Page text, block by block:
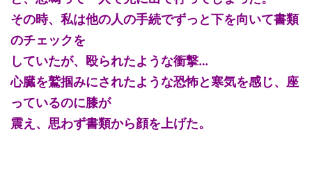
その時、私は他の人の手続でずっと下を向いて書類
のチェックを
していたが、殴られたような衝撃…
心臓を鷲掴みにされたような恐怖と寒気を感じ、座
っているのに膝が
震え、思わず書類から顔を上げた。